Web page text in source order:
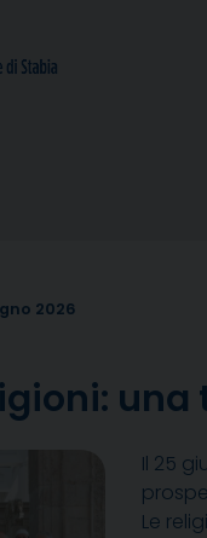
2026
Il 25
Le